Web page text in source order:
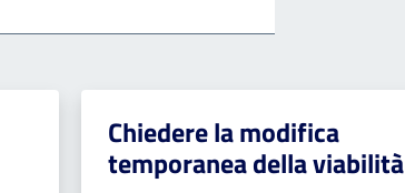
Chiedere la modifica
temporanea della viabilità